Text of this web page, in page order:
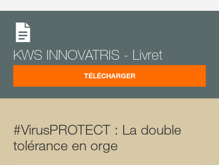
KWS INNOVATRIS - Livret
TÉLÉCHARGER
#VirusPROTECT : La double
tolérance en orge